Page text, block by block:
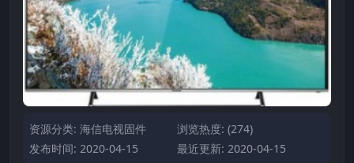
资源分类: 海信电视固件
浏览热度: (274)
发布时间: 2020-04-15
最近更新: 2020-04-15